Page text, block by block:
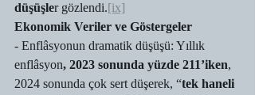
düşüşler gözlendi.[ix]
Ekonomik Veriler ve Göstergeler
- Enflâsyonun dramatik düşüşü: Yıllık
enflâsyon, 2023 sonunda yüzde 211’iken,
2024 sonunda çok sert düşerek, “tek haneli